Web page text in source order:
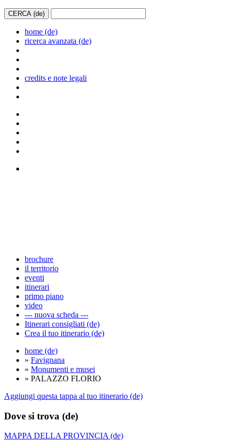
home (de)
ricerca avanzata (de)
credits e note legali
brochure
il territorio
eventi
itinerari
primo piano
video
--- nuova scheda ---
Itinerari consigliati (de)
Crea il tuo itinerario (de)
home (de)
» Favignana
» Monumenti e musei
» PALAZZO FLORIO
Aggiungi questa tappa al tuo itinerario (de)
Dove si trova (de)
MAPPA DELLA PROVINCIA (de)